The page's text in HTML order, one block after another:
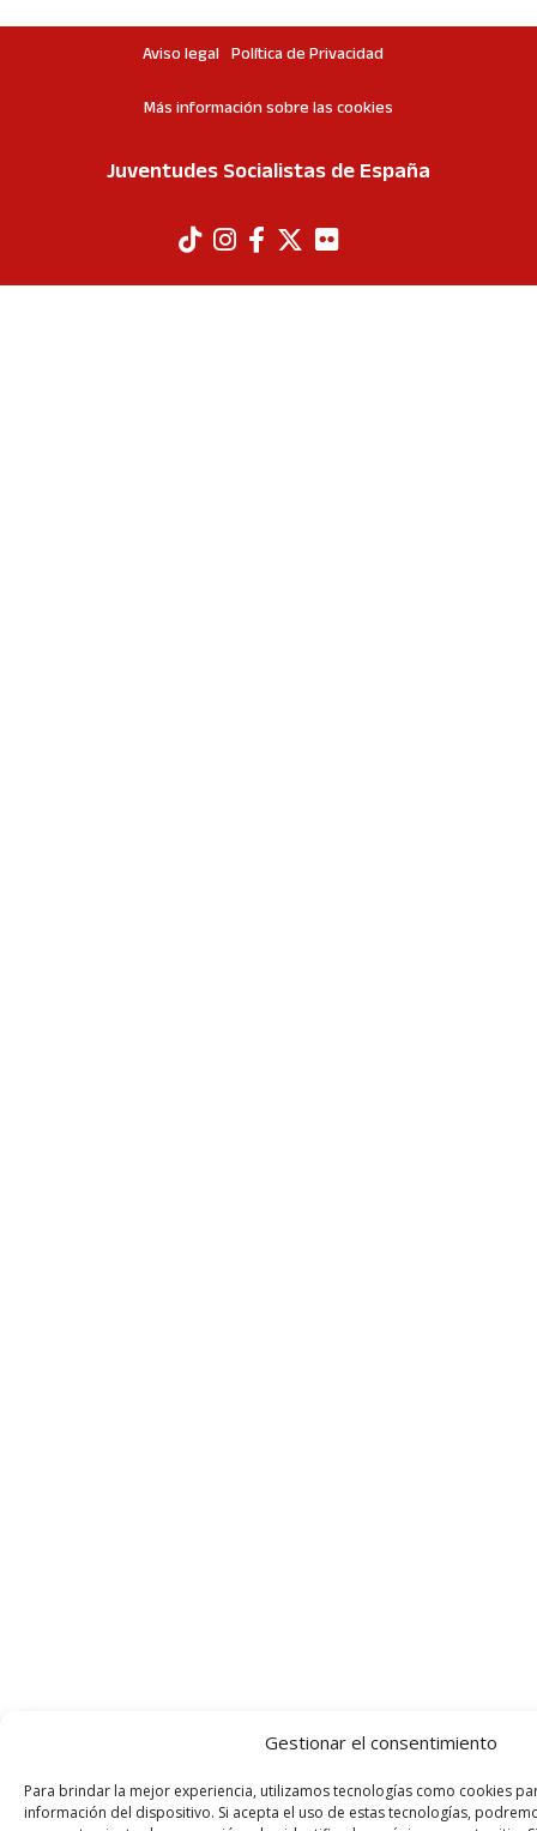
Gestionar el consentimiento
Para brindar la mejor experiencia, utilizamos tecnologías como cookies
información del dispositivo. Si acepta el uso de estas tecnologías,
Aviso legal Política de Privacidad
Más información sobre las cookies
Juventudes Socialistas de España